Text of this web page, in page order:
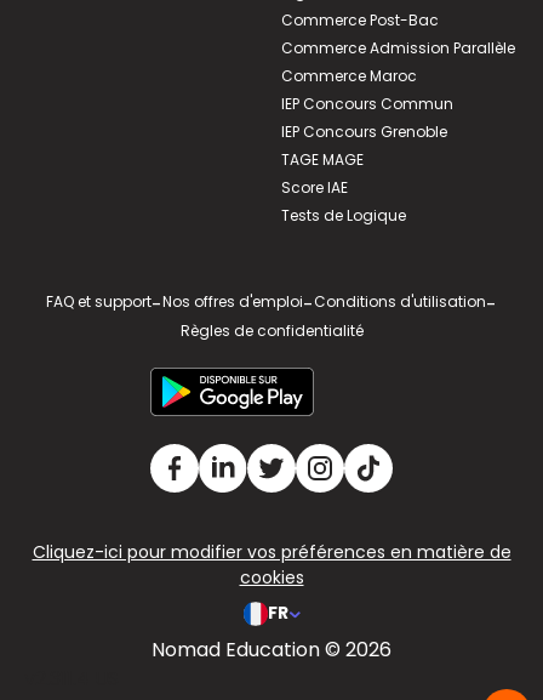
Commerce Post-Bac
Commerce Admission Parallèle
Commerce Maroc
IEP Concours Commun
IEP Concours Grenoble
TAGE MAGE
Score IAE
Tests de Logique
FAQ et support-Nos offres d'emploi-Conditions d'utilisation-
Règles de confidentialité
Cliquez-ici pour modifier vos préférences en matière de
cookies
FR
Nomad Education © 2026